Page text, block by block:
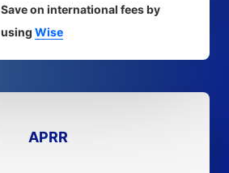
Save on international fees by
using Wise
APRR